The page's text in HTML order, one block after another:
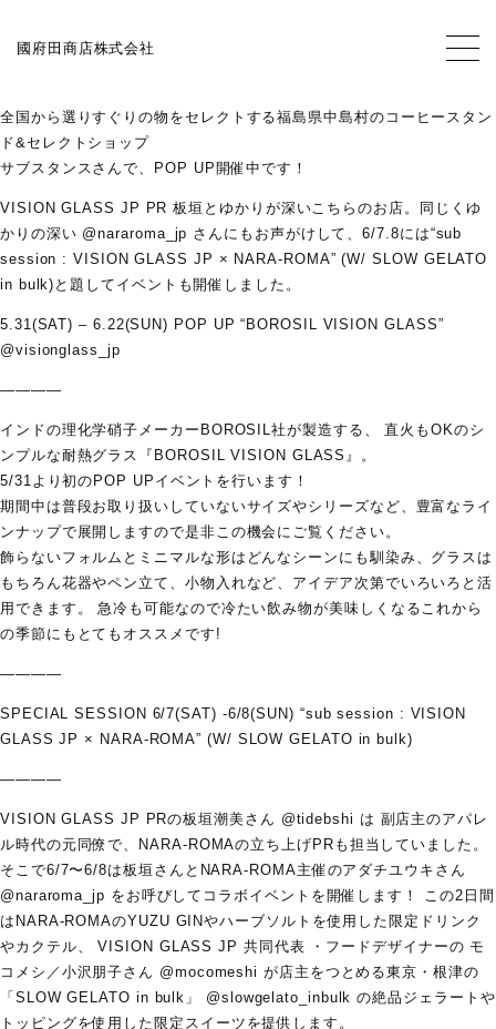
TOP
CONTACT
國府田商店株式会社
【EVENT】開催中〜6月22(日) SUBSTANCE POP
全国から選りすぐりの物をセレクトする福島県中島村のコーヒースタン
ド&セレクトショップ
サブスタンスさんで、POP UP開催中です！
VISION GLASS JP PR 板垣とゆかりが深いこちらのお店。同じくゆ
かりの深い @nararoma_jp さんにもお声がけして、6/7.8には“sub
session : VISION GLASS JP × NARA-ROMA” (W/ SLOW GELATO
in bulk)と題してイベントも開催しました。
5.31(SAT) – 6.22(SUN) POP UP “BOROSIL VISION GLASS”
@visionglass_jp
————
インドの理化学硝子メーカーBOROSIL社が製造する、 直火もOKのシ
ンプルな耐熱グラス『BOROSIL VISION GLASS』。
5/31より初のPOP UPイベントを行います！
期間中は普段お取り扱いしていないサイズやシリーズなど、豊富なライ
ンナップで展開しますので是非この機会にご覧ください。
飾らないフォルムとミニマルな形はどんなシーンにも馴染み、グラスは
もちろん花器やペン立て、小物入れなど、アイデア次第でいろいろと活
用できます。 急冷も可能なので冷たい飲み物が美味しくなるこれから
の季節にもとてもオススメです!
————
SPECIAL SESSION 6/7(SAT) -6/8(SUN) “sub session : VISION
GLASS JP × NARA-ROMA” (W/ SLOW GELATO in bulk)
————
VISION GLASS JP PRの板垣潮美さん @tidebshi は 副店主のアパレ
ル時代の元同僚で、NARA-ROMAの立ち上げPRも担当していました。
そこで6/7〜6/8は板垣さんとNARA-ROMA主催のアダチユウキさん
@nararoma_jp をお呼びしてコラボイベントを開催します！ この2日間
はNARA-ROMAのYUZU GINやハーブソルトを使用した限定ドリンク
やカクテル、 VISION GLASS JP 共同代表 ・フードデザイナーの モ
コメシ／小沢朋子さん @mocomeshi が店主をつとめる東京・根津の
「SLOW GELATO in bulk」 @slowgelato_inbulk の絶品ジェラートや
トッピングを使用した限定スイーツを提供します。